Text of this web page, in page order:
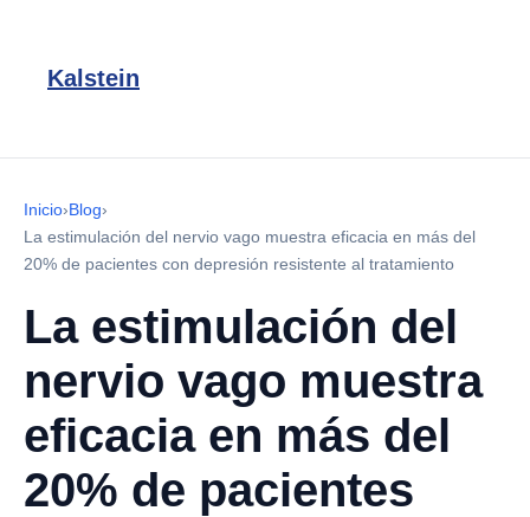
Kalstein
Inicio›Blog›
La estimulación del nervio vago muestra eficacia en más del
20% de pacientes con depresión resistente al tratamiento
La estimulación del
nervio vago muestra
eficacia en más del
20% de pacientes